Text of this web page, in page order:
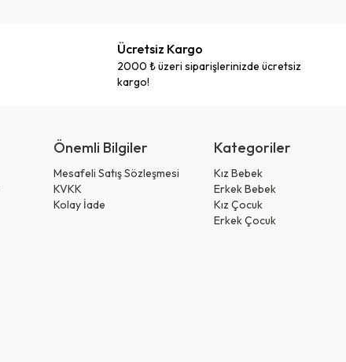
Ücretsiz Kargo
2000 ₺ üzeri siparişlerinizde ücretsiz
kargo!
Önemli Bilgiler
Mesafeli Satış Sözleşmesi
KVKK
Kolay İade
Kategoriler
Kız Bebek
Erkek Bebek
Kız Çocuk
Erkek Çocuk